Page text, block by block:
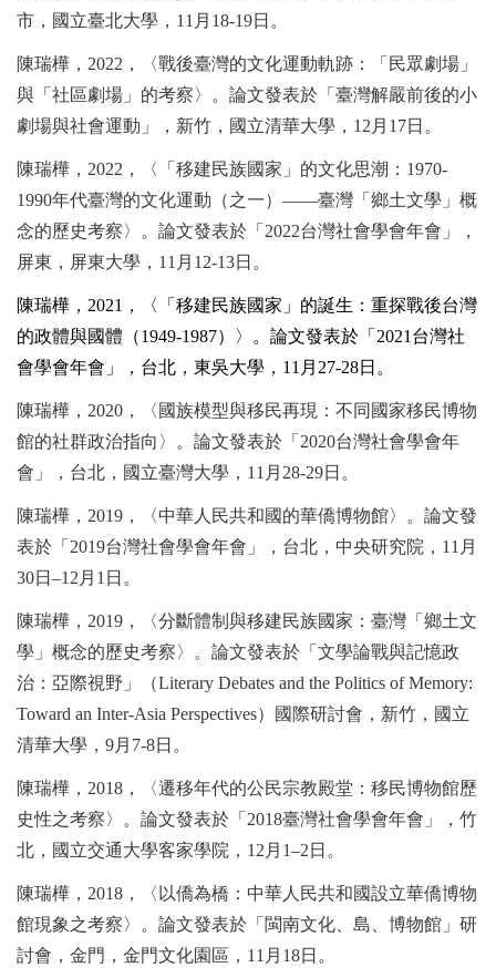
市，國立臺北大學， 11 月 18-19日。
陳瑞樺， 2022 ，〈戰後臺灣的文化運動軌跡：「民眾劇場」
與「社區劇場」的考察〉。論文發表於「臺灣解嚴前後的小
劇場與社會運動」，新竹，國立清華大學， 12 月 17日。
陳瑞樺， 2022 ，〈「移建民族國家」的文化思潮： 1970-
1990年代臺灣的文化運動（之一）——臺灣「鄉土文學」概
念的歷史考察〉。論文發表於「 2022台灣社會學會年會」，
屏東，屏東大學， 11 月 12-13日。
陳瑞樺， 2021 ，〈「移建民族國家」的誕生：重探戰後台灣
的政體與國體（1949-1987）〉。論文發表於「 2021 台灣社
會學會年會」，台北，東吳大學， 11 月 27-28日。
陳瑞樺， 2020 ，〈國族模型與移民再現：不同國家移民博物
館的社群政治指向〉。論文發表於「 2020台灣社會學會年
會」，台北，國立臺灣大學， 11 月 28-29日。
陳瑞樺， 2019 ，〈中華人民共和國的華僑博物館〉。論文發
表於「 2019台灣社會學會年會」，台北，中央研究院， 11 月
30日 –12 月 1 日。
陳瑞樺， 2019 ，〈分斷體制與移建民族國家：臺灣「鄉土文
學」概念的歷史考察〉。論文發表於「文學論戰與記憶政
治：亞際視野」（Literary Debates and the Politics of Memory:
Toward an Inter-Asia Perspectives）國際研討會，新竹，國立
清華大學， 9月 7-8日。
陳瑞樺， 2018 ，〈遷移年代的公民宗教殿堂：移民博物館歷
史性之考察〉。論文發表於「 2018臺灣社會學會年會」，竹
北，國立交通大學客家學院， 12 月 1–2 日。
陳瑞樺， 2018 ，〈以僑為橋：中華人民共和國設立華僑博物
館現象之考察〉。論文發表於「閩南文化、島、博物館」研
討會，金門，金門文化園區， 11 月 18日。